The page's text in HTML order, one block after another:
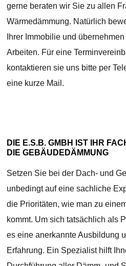
gerne beraten wir Sie zu allen
Wärmedämmung. Natürlich
Ihrer Immobilie und
Arbeiten. Für eine
kontaktieren sie uns bitte per
eine kurze Mail.
DIE E.S.B. GMBH IST IHR
DIE GEBÄUDEDÄMMUNG
Setzen Sie bei der Dach- und
unbedingt auf eine sachliche
die Prioritäten, wie man zu
kommt. Um sich tatsächlich als
es eine anerkannte Ausbildung
Erfahrung. Ein Spezialist hilft